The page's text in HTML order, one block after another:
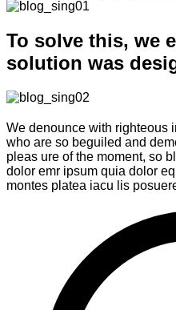
To solve this, we
solution was
We denounce with righteous
who are so beguiled and
pleas ure of the moment, so
dolor emr ipsum quia dolor
montes platea iacu lis